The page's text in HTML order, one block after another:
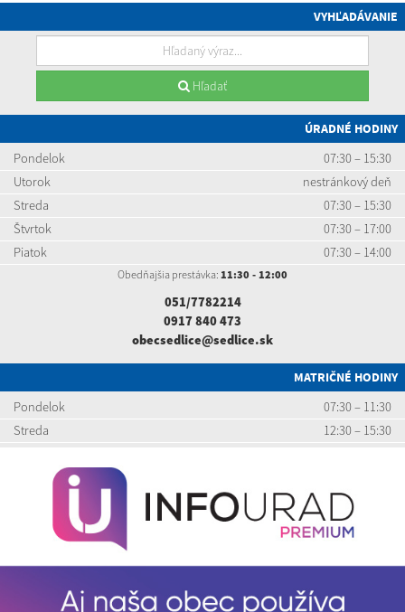
VYHĽADÁVANIE
Hľadať
ÚRADNÉ HODINY
Pondelok
07:30 – 15:30
Utorok
nestránkový deň
Streda
07:30 – 15:30
Štvrtok
07:30 – 17:00
Piatok
07:30 – 14:00
Obedňajšia prestávka: 11:30 - 12:00
051/7782214
0917 840 473
obecsedlice@sedlice.sk
MATRIČNÉ HODINY
Pondelok
07:30 – 11:30
Streda
12:30 – 15:30